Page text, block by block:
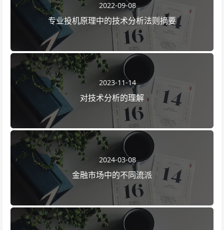
2022-09-08
专业投机原理中的技术分析法则摘要
2023-11-14
对技术分析的理解
2024-03-08
金融市场中的不同流派